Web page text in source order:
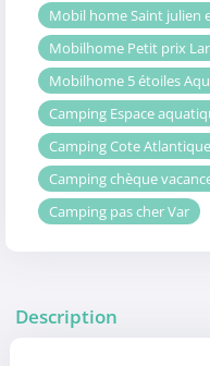
Mobil home Saint julien
Mobilhome Petit prix
Mobilhome 5 étoiles
Camping Espace
Camping Cote
Camping chèque
Camping pas cher Var
Description